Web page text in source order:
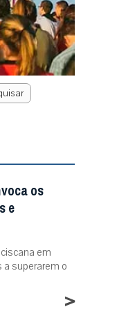
os
e
em
superarem o
>